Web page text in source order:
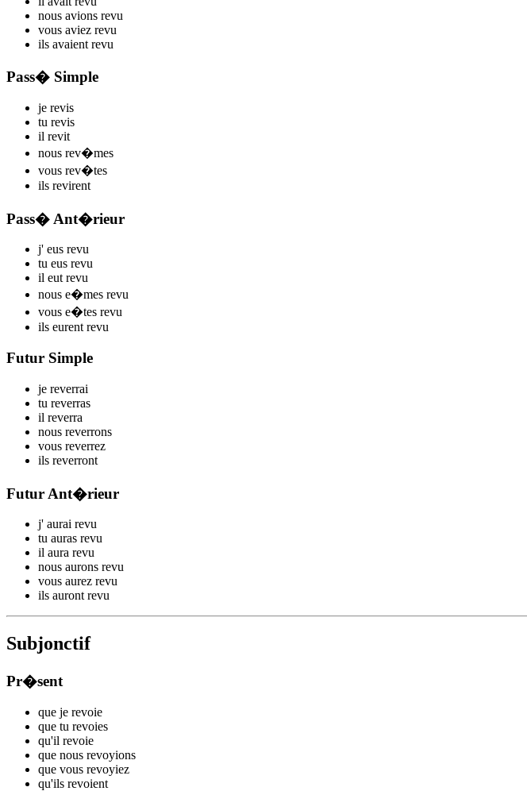
nous avions revu
vous aviez revu
ils avaient revu
Pass� Simple
je revis
tu revis
il revit
nous rev�mes
vous rev�tes
ils revirent
Pass� Ant�rieur
j' eus revu
tu eus revu
il eut revu
nous e�mes revu
vous e�tes revu
ils eurent revu
Futur Simple
je reverrai
tu reverras
il reverra
nous reverrons
vous reverrez
ils reverront
Futur Ant�rieur
j' aurai revu
tu auras revu
il aura revu
nous aurons revu
vous aurez revu
ils auront revu
Subjonctif
Pr�sent
que je revoie
que tu revoies
qu'il revoie
que nous revoyions
que vous revoyiez
qu'ils revoient